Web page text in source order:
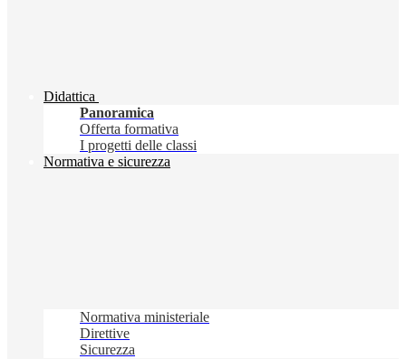
Didattica
Panoramica
Offerta formativa
I progetti delle classi
Normativa e sicurezza
Normativa ministeriale
Direttive
Sicurezza